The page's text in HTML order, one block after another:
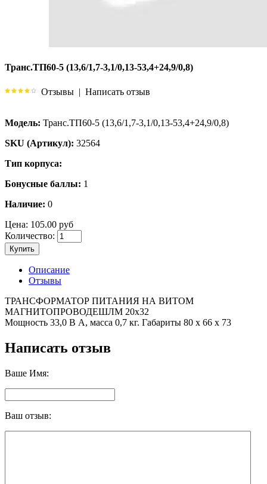
Транс.ТП60-5 (13,6/1,7-3,1/0,13-53,4+24,9/0,8)
Отзывы | Написать отзыв
Модель: Транс.ТП60-5 (13,6/1,7-3,1/0,13-53,4+24,9/0,8)
SKU (Артикул): 32564
Тип корпуса:
Бонусные баллы: 1
Наличие: 0
Цена: 105.00 руб
Количество:
Купить
Описание
Отзывы
ТРАНСФОРМАТОР ПИТАНИЯ НА ВИТОМ
МАГНИТОПРОВОДЕШЛМ 20х32
Мощность 33,0 В А, масса 0,7 кг. Габариты 80 х 66 х 73
Написать отзыв
Ваше Имя:
Ваш отзыв: